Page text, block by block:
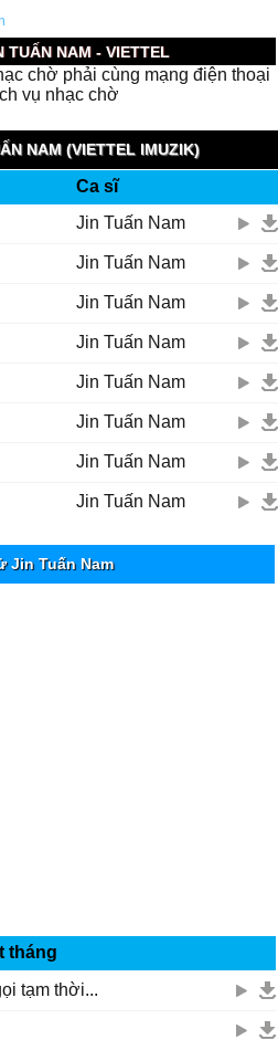
TUẤN NAM - VIETTEL
chờ phải cùng mạng điện thoại
vụ nhạc chờ
NAM (VIETTEL IMUZIK)
Ca sĩ
Jin Tuấn Nam
Jin Tuấn Nam
Jin Tuấn Nam
Jin Tuấn Nam
Jin Tuấn Nam
Jin Tuấn Nam
Jin Tuấn Nam
Jin Tuấn Nam
Jin Tuấn Nam
tháng
tạm thời...